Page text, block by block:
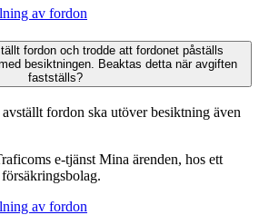
av fordon
fordon och trodde att fordonet påställs
besiktningen. Beaktas detta när avgiften
fastställs?
fordon ska utöver besiktning även
e-tjänst Mina ärenden, hos ett
av fordon